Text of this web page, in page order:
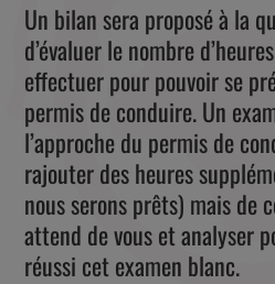
Un bilan sera proposé à la
d’évaluer le nombre
effectuer pour pouvoir se
permis de conduire. Un
l’approche du permis de
rajouter des heures
nous serons prêts) mais de
attend de vous et analyser
réussi cet examen blanc.